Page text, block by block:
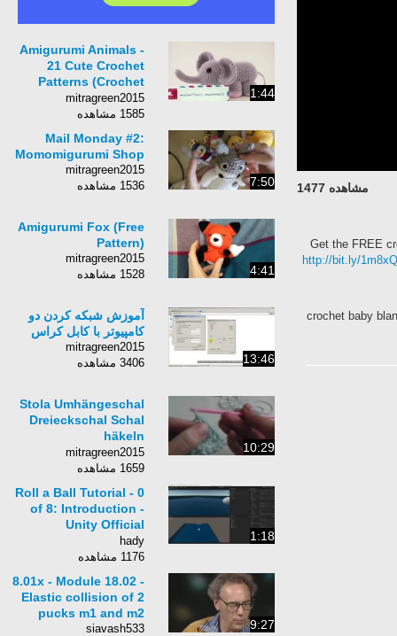
مشاهده 1477
http://bit.ly/
crochet baby
1:44
Amigurumi Animals -
21 Cute Crochet
Patterns (Crochet
Book)
mitragreen2015
1585 مشاهده
7:50
Mail Monday #2:
Momomigurumi Shop
mitragreen2015
1536 مشاهده
4:41
Amigurumi Fox (Free
Pattern)
mitragreen2015
1528 مشاهده
13:46
آموزش شبکه کردن دو
کامپیوتر با کابل کراس
mitragreen2015
3406 مشاهده
10:29
Stola Umhängeschal
Dreieckschal Schal
häkeln
Häkelanleitung -
Woolpedia
mitragreen2015
1659 مشاهده
1:18
Roll a Ball Tutorial - 0
of 8: Introduction -
Unity Official
Tutorials
hady
1176 مشاهده
9:27
8.01x - Module 18.02 -
Elastic collision of 2
pucks m1 and m2
siavash533